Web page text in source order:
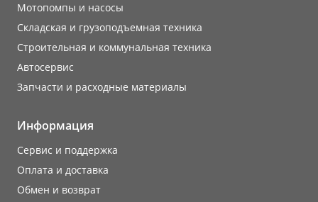
Мотопомпы и насосы
Складская и грузоподъемная техника
Строительная и коммунальная техника
Автосервис
Запчасти и расходные материалы
Информация
Сервис и поддержка
Оплата и доставка
Обмен и возврат